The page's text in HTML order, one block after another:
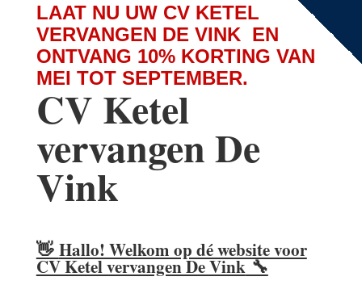
LAAT NU UW CV KETEL
VERVANGEN DE VINK EN
ONTVANG 10% KORTING VAN
MEI TOT SEPTEMBER.
CV Ketel
vervangen De
Vink
👋 Hallo! Welkom op dé website voor
CV Ketel vervangen De Vink🔧